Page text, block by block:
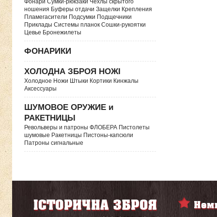
Фонари Сумки-рюкзаки Чехлы скрытого
ношения Буферы отдачи Защелки Крепления
Пламегасители Подсумки Подщечники
Приклады Системы планок Сошки-рукоятки
Цевье Бронежилеты
ФОНАРИКИ
ХОЛОДНА ЗБРОЯ НОЖІ
Холодное Ножи Штыки Кортики Кинжалы
Аксессуары
ШУМОВОЕ ОРУЖИЕ и
РАКЕТНИЦЫ
Револьверы и патроны ФЛОБЕРА Пистолеты
шумовые Ракетницы Пистоны-капсюли
Патроны сигнальные